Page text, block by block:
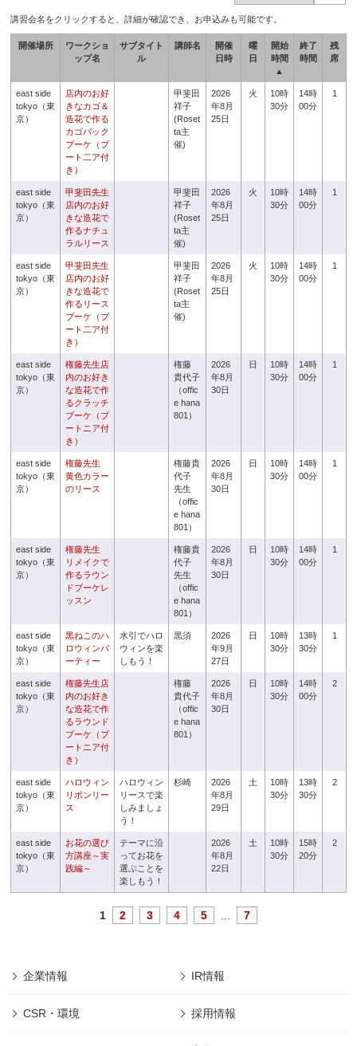
講習会名をクリックすると、詳細が確認でき、お申込みも可能です。
開催場所
ワークショ
ップ名
サブタイト
ル
講師名
開催
日時
曜
日
開始
時間
▲
終了
時間
残
席
east side
tokyo（東
京）
店内のお好
きなカゴ＆
造花で作る
カゴバック
ブーケ（ブ
ート二ア付
き）
甲斐田
祥子
(Roset
ta主
催)
2026
年8月
25日
火
10時
30分
14時
00分
1
east side
tokyo（東
京）
甲斐田先生
店内のお好
きな造花で
作るナチュ
ラルリース
甲斐田
祥子
(Roset
ta主
催)
2026
年8月
25日
火
10時
30分
14時
00分
1
east side
tokyo（東
京）
甲斐田先生
店内のお好
きな造花で
作るリース
ブーケ（ブ
ート二ア付
き）
甲斐田
祥子
(Roset
ta主
催)
2026
年8月
25日
火
10時
30分
14時
00分
1
east side
tokyo（東
京）
権藤先生店
内のお好き
な造花で作
るクラッチ
ブーケ（ブ
ートニア付
き）
権藤
貴代子
（offic
e hana
801）
2026
年8月
30日
日
10時
30分
14時
00分
1
east side
tokyo（東
京）
権藤先生
黄色カラー
のリース
権藤貴
代子
先生
（offic
e hana
801）
2026
年8月
30日
日
10時
30分
14時
00分
1
east side
tokyo（東
京）
権藤先生
リメイクで
作るラウン
ドブーケレ
ッスン
権藤貴
代子
先生
（offic
e hana
801）
2026
年8月
30日
日
10時
30分
14時
00分
1
east side
tokyo（東
京）
黒ねこのハ
ロウィンパ
ーティー
水引でハロ
ウィンを楽
しもう！
黒須
2026
年9月
27日
日
10時
30分
13時
30分
1
east side
tokyo（東
京）
権藤先生店
内のお好き
な造花で作
るラウンド
ブーケ（ブ
ートニア付
き）
権藤
貴代子
（offic
e hana
801）
2026
年8月
30日
日
10時
30分
14時
00分
2
east side
tokyo（東
京）
ハロウィン
リボンリー
ス
ハロウィン
リースで楽
しみましょ
う！
杉崎
2026
年8月
29日
土
10時
30分
13時
30分
2
east side
tokyo（東
京）
お花の選び
方講座～実
践編～
テーマに沿
ってお花を
選ぶことを
楽しもう！
2026
年8月
22日
土
10時
30分
15時
20分
2
1 2 3 4 5 7
企業情報 IR情報
CSR・環境 採用情報